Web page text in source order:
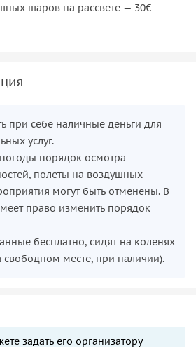
шаров на рассвете — 30€
джипах на рассвете — 50€
Ночь в Каппадокии» — 40€
долинам Каппадокии (на
— 50€
номере — 15€
шаре в долине Гёреме — 180-
при себе наличные деньги для
услуг.
порядок осмотра
полеты на воздушных
могут быть отменены. В
право изменить порядок
бесплатно, сидят на коленях
свободном месте, при наличии).
задать его организатору